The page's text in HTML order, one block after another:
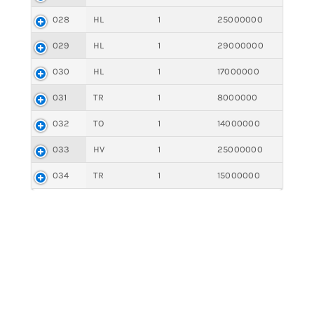
028 HL 1 25000000
029 HL 1 29000000
030 HL 1 17000000
031 TR 1 8000000
032 TO 1 14000000
033 HV 1 25000000
034 TR 1 15000000